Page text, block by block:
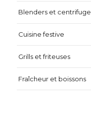
Blenders et
Cuisine festive
Grills et friteuses
Fraîcheur et boissons